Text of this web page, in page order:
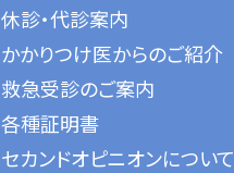
休診・代診案内
かかりつけ医からのご紹介
救急受診のご案内
各種証明書
セカンドオピニオンについて